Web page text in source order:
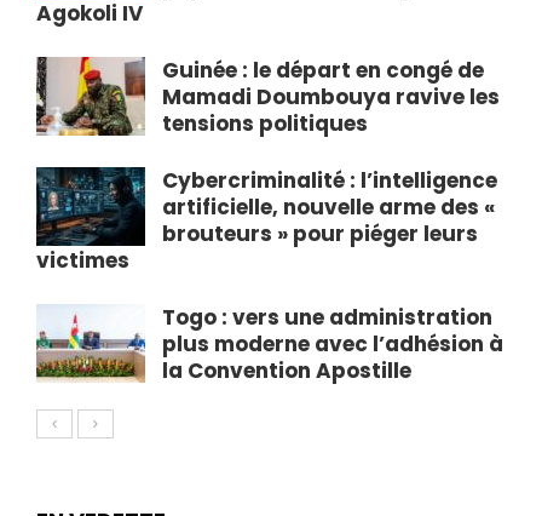
Agokoli IV
Guinée : le départ en congé de
Mamadi Doumbouya ravive les
tensions politiques
Cybercriminalité : l’intelligence
artificielle, nouvelle arme des «
brouteurs » pour piéger leurs
victimes
Togo : vers une administration
plus moderne avec l’adhésion à
la Convention Apostille